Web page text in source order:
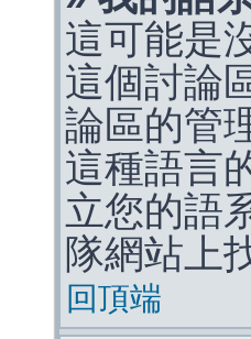
這可能是
這個討論
論區的管
這種語言
立您的語
隊網站上
回頂端